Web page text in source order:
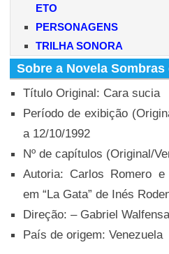
ETO
PERSONAGENS
TRILHA SONORA
Sobre a Novela Sombras
Título Original: Cara sucia
Período de exibição
a 12/10/1992
Nº de capítulos (Original/
Autoria: Carlos Romero
em “La Gata” de Inés
Direção: – Gabriel
País de origem: Venezuela